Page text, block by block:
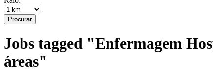
Procurar
Jobs tagged "Enfermagem
áreas"